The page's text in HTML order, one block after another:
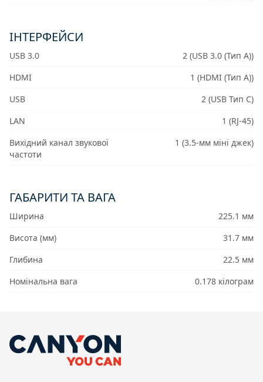
IНТЕРФЕЙСИ
USB 3.0
2 (USB 3.0 (Тип A))
HDMI
1 (HDMI (Тип A))
USB
2 (USB Тип C)
LAN
1 (RJ-45)
Вихідний канал звукової
частоти
1 (3.5-мм міні джек)
ГАБАРИТИ ТА ВАГА
Ширина
225.1 мм
Висота (мм)
31.7 мм
Глибина
22.5 мм
Номінальна вага
0.178 кілограм